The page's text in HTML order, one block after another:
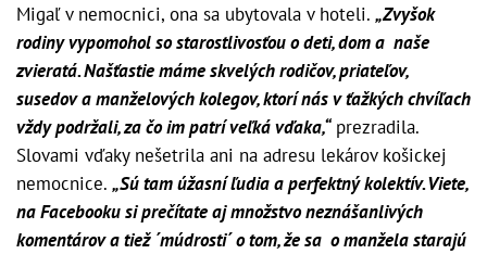
Migaľ v nemocnici, ona sa ubytovala v hoteli. „Zvyšok
rodiny vypomohol so starostlivosťou o deti, dom a naše
zvieratá. Našťastie máme skvelých rodičov, priateľov,
susedov a manželových kolegov, ktorí nás v ťažkých chvíľach
vždy podržali, za čo im patrí veľká vďaka,“prezradila.
Slovami vďaky nešetrila ani na adresu lekárov košickej
nemocnice. „Sú tam úžasní ľudia a perfektný kolektív. Viete,
na Facebooku si prečítate aj množstvo neznášanlivých
komentárov a tiež ´múdrosti´ o tom, že sa o manžela starajú